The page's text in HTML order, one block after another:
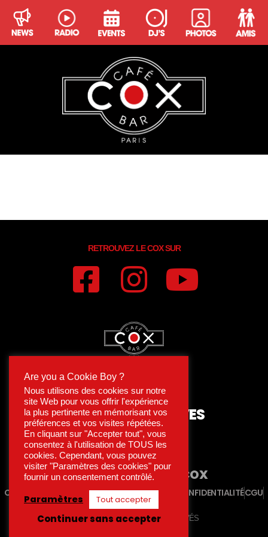
RETROUVEZ LE COX SUR
15 RUE DES ARCHIVES
75004 PARIS
MÉTRO HÔTEL DE VILLE
ENGAGÉLES AMIS DU COX
CONTACT MENTIONS LÉGALESPOLITIQUE DE CONFIDENTIALITÉCGU
CRÉDITS
COX PARIS - TOUS DROITS RÉSERVÉS
Are you a Cookie Boy ?
Nous utilisons des cookies sur notre
site Web pour vous offrir l'expérience
la plus pertinente en mémorisant vos
préférences et vos visites répétées.
En cliquant sur "Accepter tout", vous
consentez à l'utilisation de TOUS les
cookies. Cependant, vous pouvez
visiter "Paramètres des cookies" pour
fournir un consentement contrôlé.
Paramètres Tout accepter
Continuer sans accepter